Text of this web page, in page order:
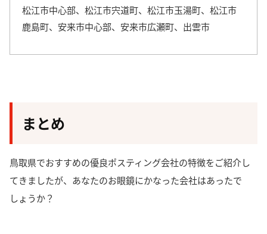
松江市中心部、松江市宍道町、松江市玉湯町、松江市
鹿島町、安来市中心部、安来市広瀬町、出雲市
まとめ
鳥取県でおすすめの優良ポスティング会社の特徴をご紹介し
てきましたが、あなたのお眼鏡にかなった会社はあったで
しょうか？